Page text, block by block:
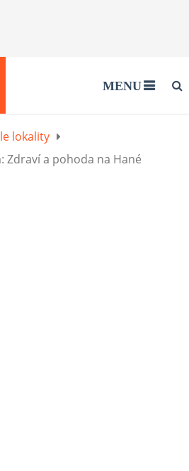
MENU
lokality
Zdraví a pohoda na Hané